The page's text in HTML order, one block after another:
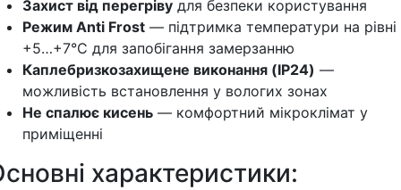
Захист від перегріву для безпеки користування
Режим Anti Frost — підтримка температури на рівні
+5…+7°C для запобігання замерзанню
Каплебризкозахищене виконання (IP24) —
можливість встановлення у вологих зонах
Не спалює кисень — комфортний мікроклімат у
приміщенні
характеристики: